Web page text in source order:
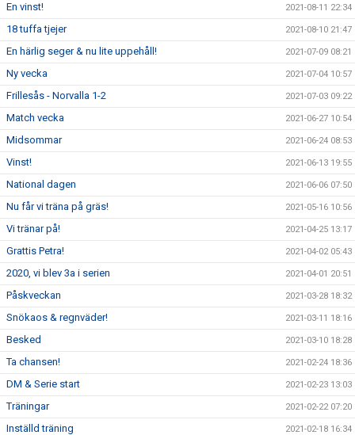
En vinst! 2021-08-11 22:34
18 tuffa tjejer 2021-08-10 21:47
En härlig seger & nu lite uppehåll! 2021-07-09 08:21
Ny vecka 2021-07-04 10:57
Frillesås - Norvalla 1-2 2021-07-03 09:22
Match vecka 2021-06-27 10:54
Midsommar 2021-06-24 08:53
Vinst! 2021-06-13 19:55
National dagen 2021-06-06 07:50
Nu får vi träna på gräs! 2021-05-16 10:56
Vi tränar på! 2021-04-25 13:17
Grattis Petra! 2021-04-02 05:43
2020, vi blev 3a i serien 2021-04-01 20:51
Påskveckan 2021-03-28 18:32
Snökaos & regnväder! 2021-03-11 18:16
Besked 2021-03-10 18:28
Ta chansen! 2021-02-24 18:36
DM & Serie start 2021-02-23 13:03
Träningar 2021-02-22 07:20
Inställd träning 2021-02-18 16:34